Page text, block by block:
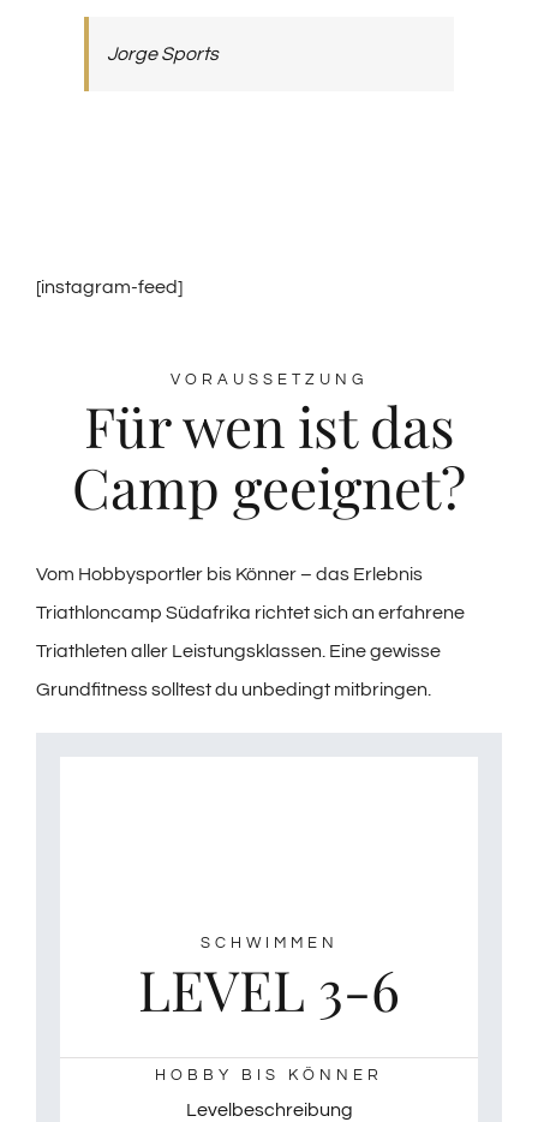
Jorge Sports
[instagram-feed]
VORAUSSETZUNG
Für wen ist das
Camp geeignet?
Vom Hobbysportler bis Könner – das Erlebnis
Triathloncamp Südafrika richtet sich an erfahrene
Triathleten aller Leistungsklassen. Eine gewisse
Grundfitness solltest du unbedingt mitbringen.
SCHWIMMEN
LEVEL 3-6
HOBBY BIS KÖNNER
Levelbeschreibung